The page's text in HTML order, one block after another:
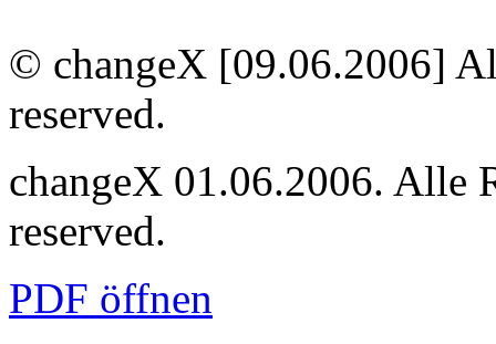
© changeX [09.06.2006]
reserved.
changeX 01.06.2006. Alle
reserved.
PDF öffnen